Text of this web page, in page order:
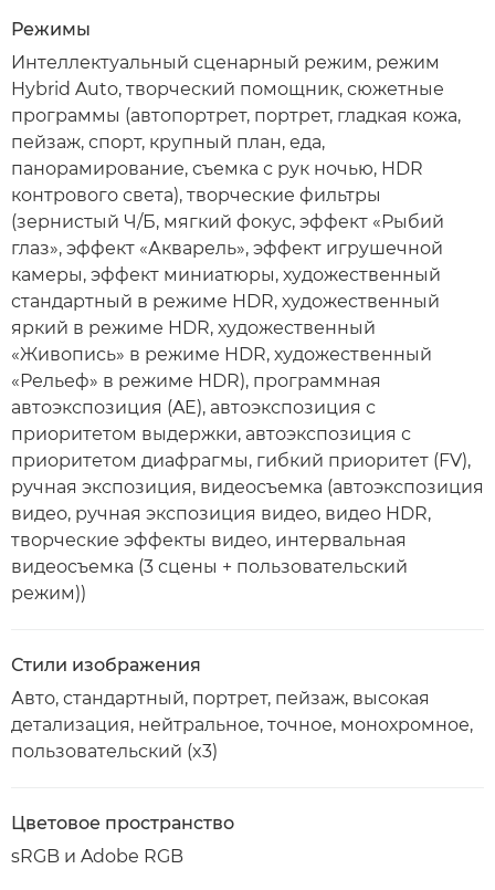
Режимы
Интеллектуальный сценарный режим, режим
Hybrid Auto, творческий помощник, сюжетные
программы (автопортрет, портрет, гладкая кожа,
пейзаж, спорт, крупный план, еда,
панорамирование, съемка с рук ночью, HDR
контрового света), творческие фильтры
(зернистый Ч/Б, мягкий фокус, эффект «Рыбий
глаз», эффект «Акварель», эффект игрушечной
камеры, эффект миниатюры, художественный
стандартный в режиме HDR, художественный
яркий в режиме HDR, художественный
«Живопись» в режиме HDR, художественный
«Рельеф» в режиме HDR), программная
автоэкспозиция (AE), автоэкспозиция с
приоритетом выдержки, автоэкспозиция с
приоритетом диафрагмы, гибкий приоритет (FV),
ручная экспозиция, видеосъемка (автоэкспозиция
видео, ручная экспозиция видео, видео HDR,
творческие эффекты видео, интервальная
видеосъемка (3 сцены + пользовательский
режим))
Стили изображения
Авто, стандартный, портрет, пейзаж, высокая
детализация, нейтральное, точное, монохромное,
пользовательский (x3)
Цветовое пространство
sRGB и Adobe RGB